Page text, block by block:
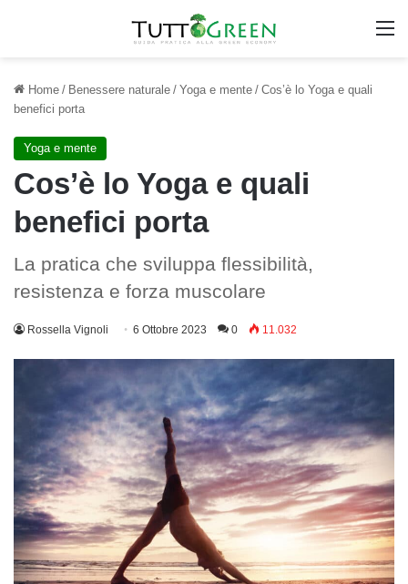
Home / Benessere naturale / Yoga e mente / Cos’è lo Yoga e quali
benefici porta
Yoga e mente
Cos’è lo Yoga e quali
benefici porta
La pratica che sviluppa flessibilità,
resistenza e forza muscolare
Rossella Vignoli 6 Ottobre 2023 0 11.032